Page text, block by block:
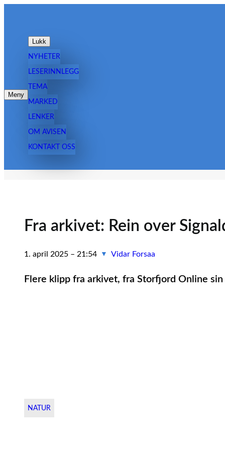
innhold
Meny
Lukk
NYHETER
LESERINNLEGG
TEMA
MARKED
LENKER
OM AVISEN
KONTAKT OSS
Fra arkivet: Rein over
1. april 2025 – 21:54 ▼ Vidar Forsaa
Flere klipp fra arkivet, fra Storfjord Online
NATUR